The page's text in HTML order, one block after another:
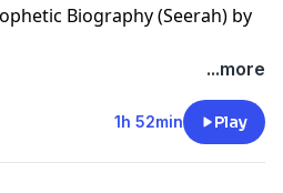
Biography (Seerah) by
...more
1h 52min Play